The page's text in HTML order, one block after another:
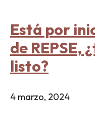
Está por
de REPSE,
listo?
4 marzo, 2024